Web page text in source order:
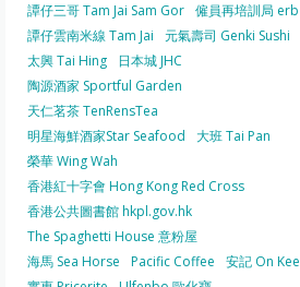
譚仔三哥 Tam Jai Sam Gor 僱員再培訓局 erb
譚仔雲南米線 Tam Jai
元氣壽司 Genki Sushi
太興 Tai Hing
日本城 JHC
陶源酒家 Sportful Garden
天仁茗茶 TenRensTea
明星海鮮酒家Star Seafood
大班 Tai Pan
榮華 Wing Wah
香港紅十字會 Hong Kong Red Cross
香港公共圖書館 hkpl.gov.hk
The Spaghetti House 意粉屋
海馬 Sea Horse
Pacific Coffee
安記 On Kee